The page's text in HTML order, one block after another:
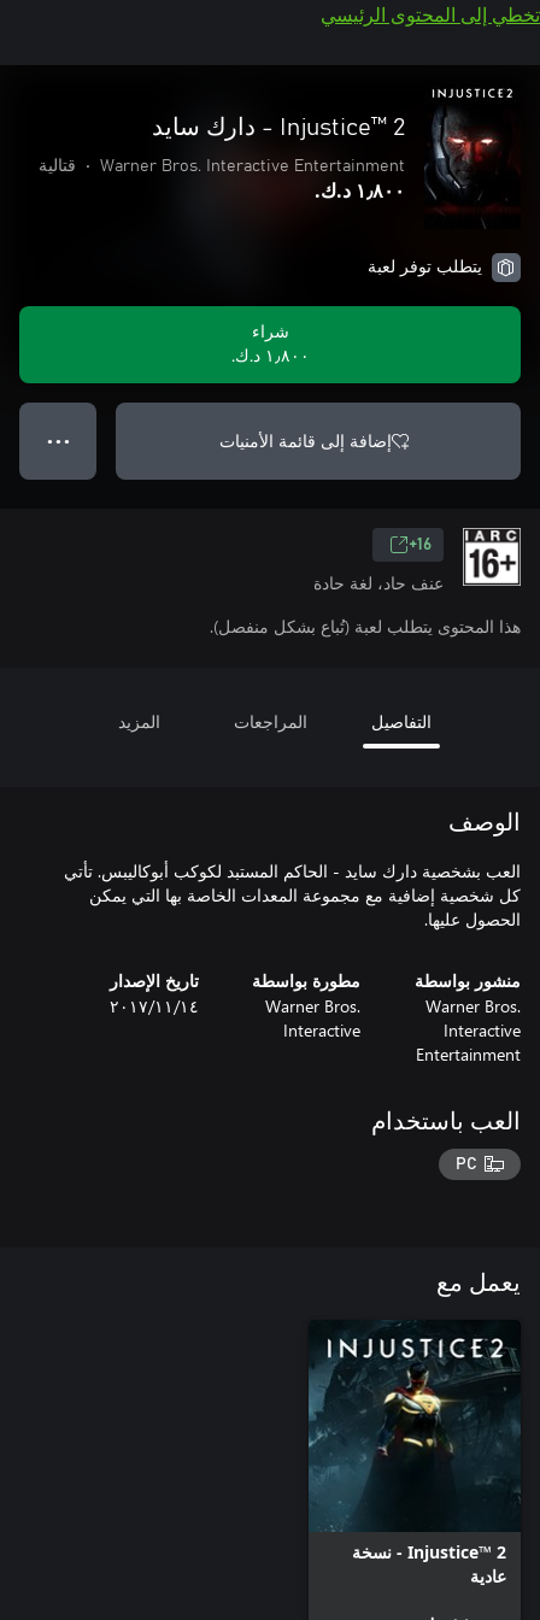
تخطي إلى المحتوى الرئيسي
Injustice™ 2 - دارك سايد
Warner Bros. Interactive Entertainment
• قتالية
١٫٨٠٠ د.ك.‏
يتطلب توفر لعبة
شراء
١٫٨٠٠ د.ك.‏
إضافة إلى قائمة الأمنيات ● ● ●
16+
عنف حاد، لغة حادة
هذا المحتوى يتطلب لعبة (تُباع بشكل منفصل).
التفاصيل المراجعات المزيد
الوصف
العب بشخصية دارك سايد - الحاكم المستبد لكوكب أبوكاليبس. تأتي
كل شخصية إضافية مع مجموعة المعدات الخاصة بها التي يمكن
الحصول عليها.
منشور بواسطة
Warner Bros.
Interactive
Entertainment
مطورة بواسطة
Warner Bros.
Interactive
تاريخ الإصدار
١٤‏/١١‏/٢٠١٧
العب باستخدام
PC
يعمل مع
Injustice™ 2 - نسخة
عادية